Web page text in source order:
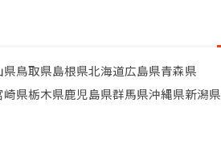
県鳥取県島根県北海道広島県青森県
崎県栃木県鹿児島県群馬県沖縄県新潟県